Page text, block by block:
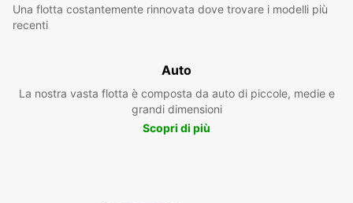
Una flotta costantemente rinnovata dove trovare i modelli più
recenti
Auto
La nostra vasta flotta è composta da auto di piccole, medie e
grandi dimensioni
Scopri di più